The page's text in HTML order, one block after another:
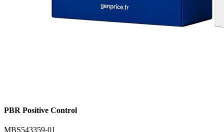
PBR Positive Control
MBS543359-01